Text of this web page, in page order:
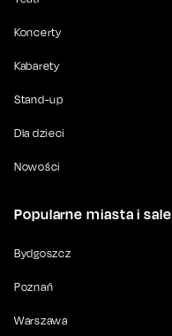
Koncerty
Kabarety
Stand-up
Dla dzieci
Nowości
Popularne miasta i sale
Bydgoszcz
Poznań
Warszawa